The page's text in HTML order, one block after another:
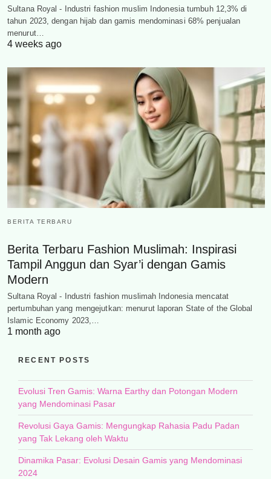
Sultana Royal - Industri fashion muslim Indonesia tumbuh 12,3% di
tahun 2023, dengan hijab dan gamis mendominasi 68% penjualan
menurut…
4 weeks ago
BERITA TERBARU
Berita Terbaru Fashion Muslimah: Inspirasi
Tampil Anggun dan Syar’i dengan Gamis
Modern
Sultana Royal - Industri fashion muslimah Indonesia mencatat
pertumbuhan yang mengejutkan: menurut laporan State of the Global
Islamic Economy 2023,…
1 month ago
RECENT POSTS
Evolusi Tren Gamis: Warna Earthy dan Potongan Modern
yang Mendominasi Pasar
Revolusi Gaya Gamis: Mengungkap Rahasia Padu Padan
yang Tak Lekang oleh Waktu
Dinamika Pasar: Evolusi Desain Gamis yang Mendominasi
2024